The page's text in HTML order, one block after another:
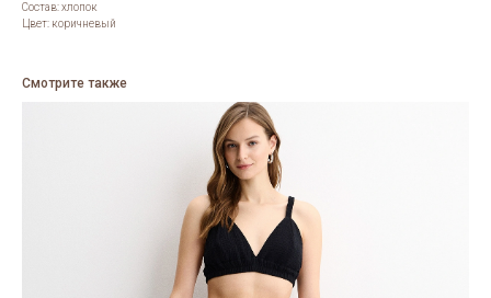
Состав: хлопок
Цвет: коричневый
Смотрите также